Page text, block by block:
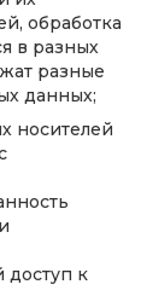
обработка
в разных
разные
данных;
носителей
к